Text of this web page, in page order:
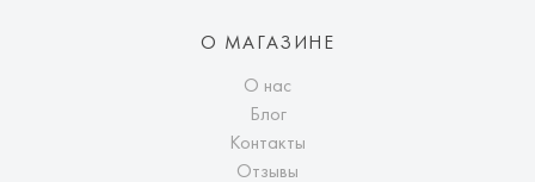
О МАГАЗИНЕ
О нас
Блог
Контакты
Отзывы